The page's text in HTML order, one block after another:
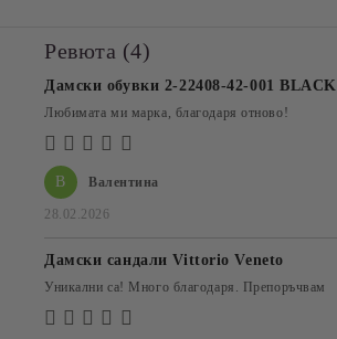
Ревюта (4)
В Валентина
28.02.2026
Дамски обувки 2-22408-42-001 BLACK
Любимата ми марка, благодаря отново!
Дамски сандали Vittorio Veneto
Уникални са! Много благодаря. Препоръчвам